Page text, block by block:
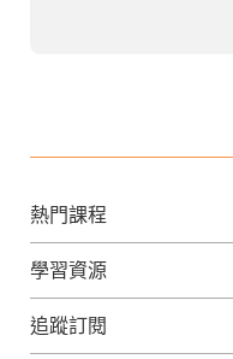
熱門課程
英文課程
日語課程
學習資源
免費線上檢定
追蹤訂閱